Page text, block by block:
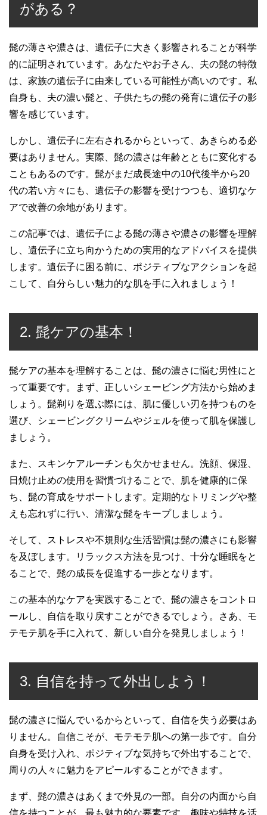
がある？
髭の薄さや濃さは、遺伝子に大きく影響されることが科学
的に証明されています。あなたやお子さん、夫の髭の特徴
は、家族の遺伝子に由来している可能性が高いのです。私
自身も、夫の濃い髭と、子供たちの髭の発育に遺伝子の影
響を感じています。
しかし、遺伝子に左右されるからといって、あきらめる必
要はありません。実際、髭の濃さは年齢とともに変化する
こともあるのです。髭がまだ成長途中の10代後半から20
代の若い方々にも、遺伝子の影響を受けつつも、適切なケ
アで改善の余地があります。
この記事では、遺伝子による髭の薄さや濃さの影響を理解
し、遺伝子に立ち向かうための実用的なアドバイスを提供
します。遺伝子に困る前に、ポジティブなアクションを起
こして、自分らしい魅力的な肌を手に入れましょう！
2. 髭ケアの基本！
髭ケアの基本を理解することは、髭の濃さに悩む男性にと
って重要です。まず、正しいシェービング方法から始めま
しょう。髭剃りを選ぶ際には、肌に優しい刃を持つものを
選び、シェービングクリームやジェルを使って肌を保護し
ましょう。
また、スキンケアルーチンも欠かせません。洗顔、保湿、
日焼け止めの使用を習慣づけることで、肌を健康的に保
ち、髭の育成をサポートします。定期的なトリミングや整
えも忘れずに行い、清潔な髭をキープしましょう。
そして、ストレスや不規則な生活習慣は髭の濃さにも影響
を及ぼします。リラックス方法を見つけ、十分な睡眠をと
ることで、髭の成長を促進する一歩となります。
この基本的なケアを実践することで、髭の濃さをコントロ
ールし、自信を取り戻すことができるでしょう。さあ、モ
テモテ肌を手に入れて、新しい自分を発見しましょう！
3. 自信を持って外出しよう！
髭の濃さに悩んでいるからといって、自信を失う必要はあ
りません。自信こそが、モテモテ肌への第一歩です。自分
自身を受け入れ、ポジティブな気持ちで外出することで、
周りの人々に魅力をアピールすることができます。
まず、髭の濃さはあくまで外見の一部。自分の内面から自